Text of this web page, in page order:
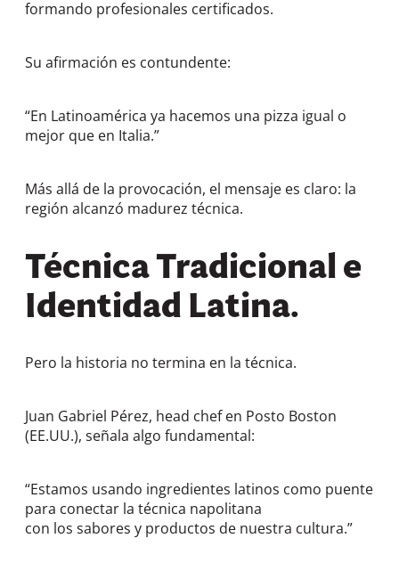
formando profesionales certificados.
Su afirmación es contundente:
“En Latinoamérica ya hacemos una pizza igual o
mejor que en Italia.”
Más allá de la provocación, el mensaje es claro: la
región alcanzó madurez técnica.
Técnica Tradicional e
Identidad Latina.
Pero la historia no termina en la técnica.
Juan Gabriel Pérez, head chef en Posto Boston
(EE.UU.), señala algo fundamental:
“Estamos usando ingredientes latinos como puente
para conectar la técnica napolitana
con los sabores y productos de nuestra cultura.”